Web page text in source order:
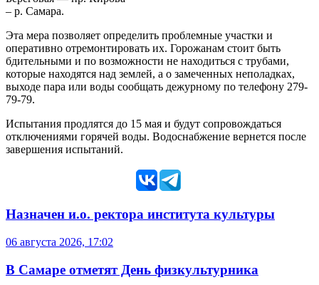
– р. Самара.
Эта мера позволяет определить проблемные участки и
оперативно отремонтировать их. Горожанам стоит быть
бдительными и по возможности не находиться с трубами,
которые находятся над землей, а о замеченных неполадках,
выходе пара или воды сообщать дежурному по телефону 279-
79-79.
Испытания продлятся до 15 мая и будут сопровождаться
отключениями горячей воды. Водоснабжение вернется после
завершения испытаний.
Назначен и.о. ректора института культуры
06 августа 2026, 17:02
В Самаре отметят День физкультурника